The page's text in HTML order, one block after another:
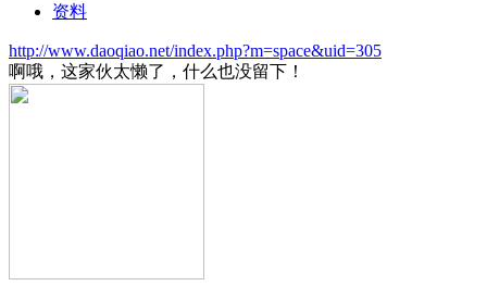
资料
http://www.daoqiao.net/index.php?m=space&uid=305
啊哦，这家伙太懒了，什么也没留下！